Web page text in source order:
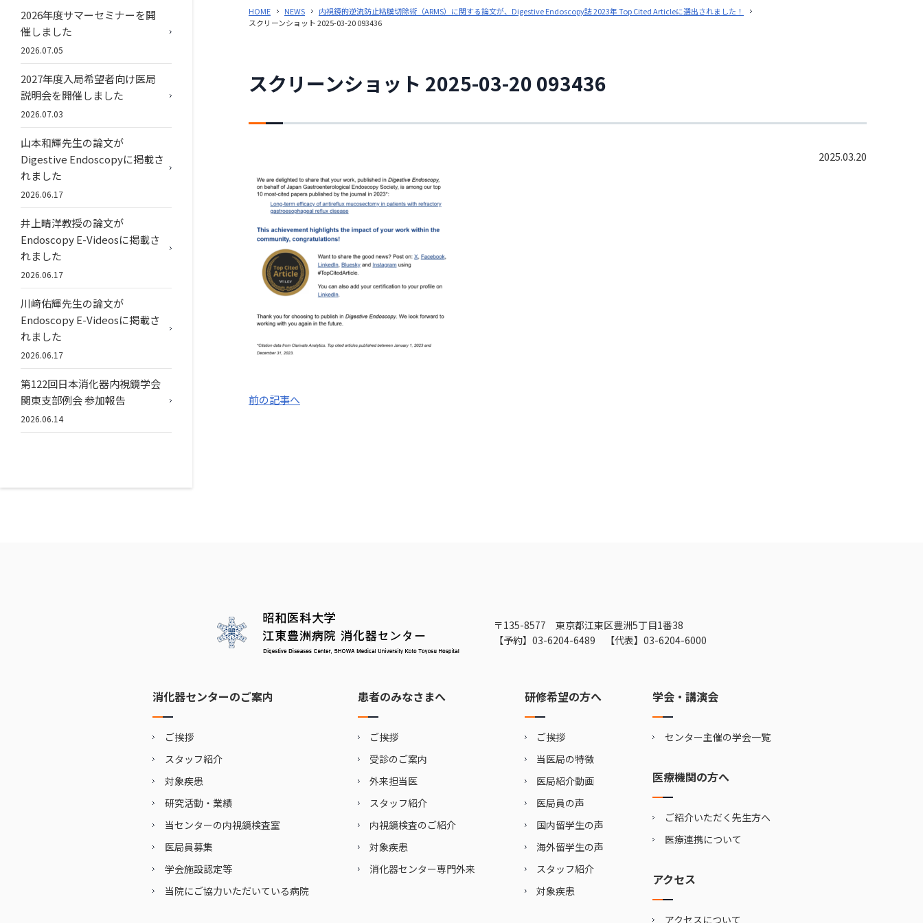
HOME NEWS
内視鏡的逆流防止粘膜切除術（ARMS）に関する論文が、Digestive Endoscopy誌 2023年 Top Cited Articleに選出されました！
スクリーンショット 2025-03-20 093436
スクリーンショット 2025-03-20 093436
2025.03.20
前の記事へ
2026年度サマーセミナーを開
催しました
2026.07.05
2027年度入局希望者向け医局
説明会を開催しました
2026.07.03
山本和輝先生の論文が
Digestive Endoscopyに掲載さ
れました
2026.06.17
井上晴洋教授の論文が
Endoscopy E-Videosに掲載さ
れました
2026.06.17
川﨑佑輝先生の論文が
Endoscopy E-Videosに掲載さ
れました
2026.06.17
第122回日本消化器内視鏡学会
関東支部例会 参加報告
2026.06.14
〒135-8577 東京都江東区豊洲5丁目1番38
【予約】 03-6204-6489 【代表】 03-6204-6000
消化器センターのご案内
ご挨拶
スタッフ紹介
対象疾患
研究活動・業績
当センターの内視鏡検査室
医局員募集
学会施設認定等
当院にご協力いただいている病院
患者のみなさまへ
ご挨拶
受診のご案内
外来担当医
スタッフ紹介
内視鏡検査のご紹介
対象疾患
消化器センター専門外来
研修希望の方へ
ご挨拶
当医局の特徴
医局紹介動画
医局員の声
国内留学生の声
海外留学生の声
スタッフ紹介
対象疾患
学会・講演会
センター主催の学会一覧
医療機関の方へ
ご紹介いただく先生方へ
医療連携について
アクセス
アクセスについて